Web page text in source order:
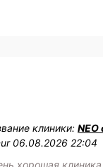
клиники: NEO
06.08.2026 22:04
хорошая